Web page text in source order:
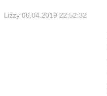
Lizzy 06.04.2019 22:52:32